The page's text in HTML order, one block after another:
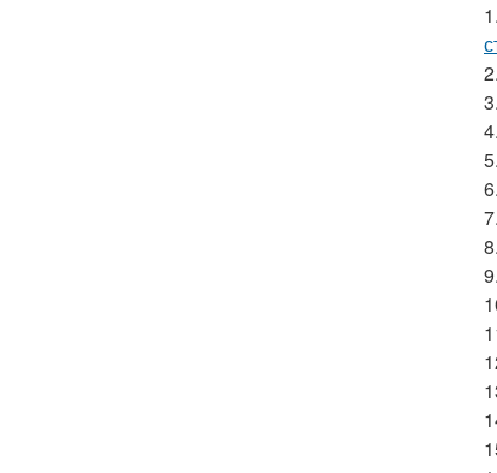
1.
2.
3.
4.
5.
6.
7.
8.
9.